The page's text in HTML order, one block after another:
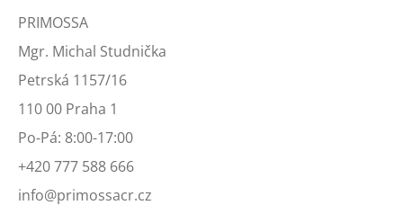
PRIMOSSA
Mgr. Michal Studnička
Petrská 1157/16
110 00 Praha 1
Po-Pá: 8:00-17:00
+420 777 588 666
info@primossacr.cz